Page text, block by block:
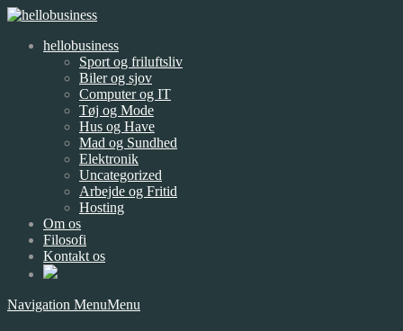
hellobusiness
Sport og friluftsliv
Biler og sjov
Computer og IT
Tøj og Mode
Hus og Have
Mad og Sundhed
Elektronik
Uncategorized
Arbejde og Fritid
Hosting
Om os
Filosofi
Kontakt os
Navigation MenuMenu